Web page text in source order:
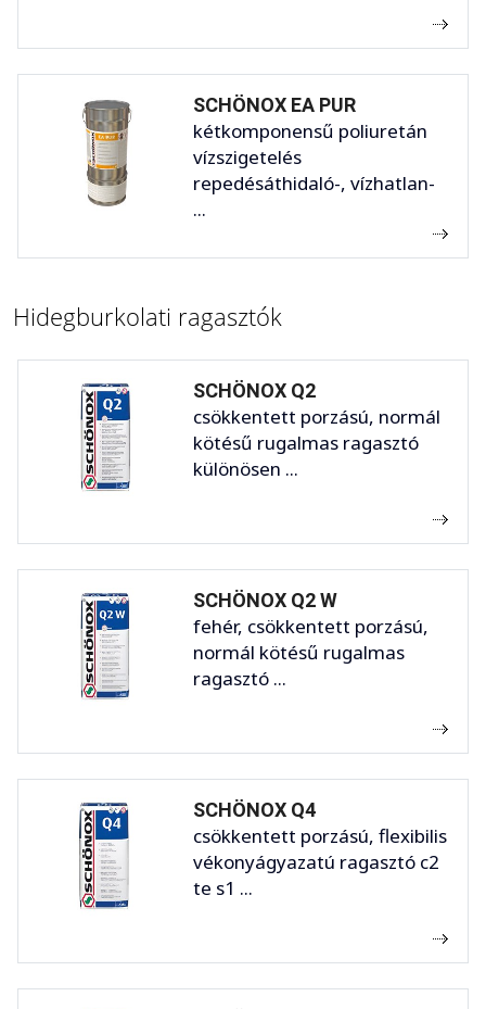
SCHÖNOX EA PUR
kétkomponensű poliuretán
vízszigetelés
repedésáthidaló-, vízhatlan-
...
Hidegburkolati ragasztók
SCHÖNOX Q2
csökkentett porzású, normál
kötésű rugalmas ragasztó
különösen ...
SCHÖNOX Q2 W
fehér, csökkentett porzású,
normál kötésű rugalmas
ragasztó ...
SCHÖNOX Q4
csökkentett porzású, flexibilis
vékonyágyazatú ragasztó c2
te s1 ...